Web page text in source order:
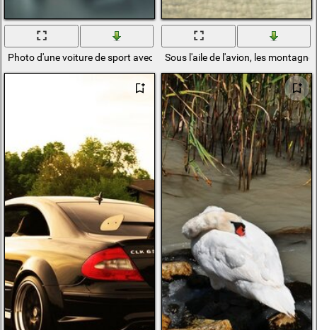
Photo d'une voiture de sport avec des portes de type aile de mouette
Sous l'aile de l'avion, les